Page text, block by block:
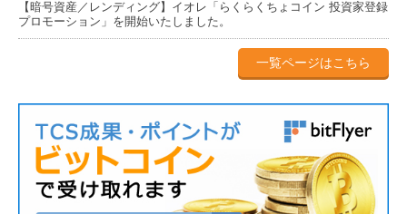
【暗号資産／レンディング】イオレ「らくらくちょコイン 投資家登録
プロモーション」を開始いたしました。
一覧ページはこちら